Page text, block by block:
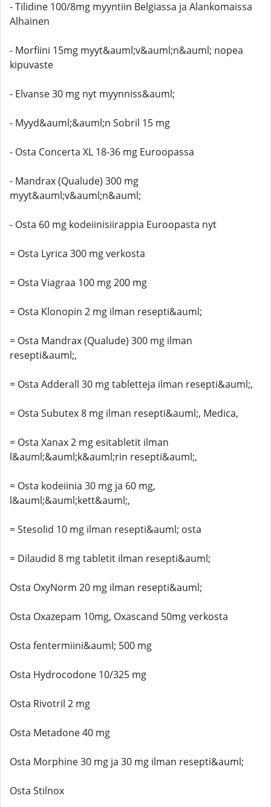
- Tilidine 100/8mg myyntiin Belgiassa ja Alankomaissa
Alhainen
- Morfiini 15mg myyt&auml;v&auml;n&auml; nopea
kipuvaste
- Elvanse 30 mg nyt myynniss&auml;
- Myyd&auml;&auml;n Sobril 15 mg
- Osta Concerta XL 18-36 mg Euroopassa
- Mandrax (Qualude) 300 mg
myyt&auml;v&auml;n&auml;
- Osta 60 mg kodeiinisiirappia Euroopasta nyt
= Osta Lyrica 300 mg verkosta
= Osta Viagraa 100 mg 200 mg
= Osta Klonopin 2 mg ilman resepti&auml;
= Osta Mandrax (Qualude) 300 mg ilman
resepti&auml;,
= Osta Adderall 30 mg tabletteja ilman resepti&auml;,
= Osta Subutex 8 mg ilman resepti&auml;, Medica,
= Osta Xanax 2 mg esitabletit ilman
l&auml;&auml;k&auml;rin resepti&auml;,
= Osta kodeiinia 30 mg ja 60 mg,
l&auml;&auml;kett&auml;,
= Stesolid 10 mg ilman resepti&auml; osta
= Dilaudid 8 mg tabletit ilman resepti&auml;
Osta OxyNorm 20 mg ilman resepti&auml;
Osta Oxazepam 10mg, Oxascand 50mg verkosta
Osta fentermiini&auml; 500 mg
Osta Hydrocodone 10/325 mg
Osta Rivotril 2 mg
Osta Metadone 40 mg
Osta Morphine 30 mg ja 30 mg ilman resepti&auml;
Osta Stilnox